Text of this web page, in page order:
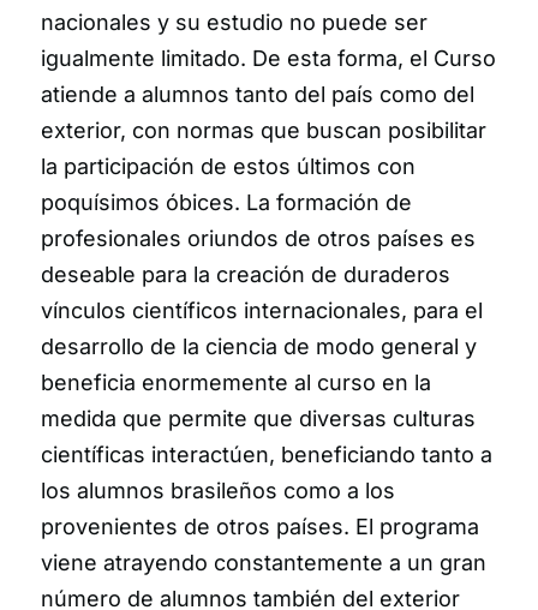
nacionales y su estudio no puede ser
igualmente limitado. De esta forma, el Curso
atiende a alumnos tanto del país como del
exterior, con normas que buscan posibilitar
la participación de estos últimos con
poquísimos óbices. La formación de
profesionales oriundos de otros países es
deseable para la creación de duraderos
vínculos científicos internacionales, para el
desarrollo de la ciencia de modo general y
beneficia enormemente al curso en la
medida que permite que diversas culturas
científicas interactúen, beneficiando tanto a
los alumnos brasileños como a los
provenientes de otros países. El programa
viene atrayendo constantemente a un gran
número de alumnos también del exterior